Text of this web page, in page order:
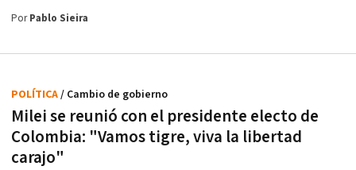
PorPablo Sieira
Milei se reunió con el presidente electo de
Colombia: "Vamos tigre, viva la libertad
carajo"
POLÍTICA/ Cambio de gobierno